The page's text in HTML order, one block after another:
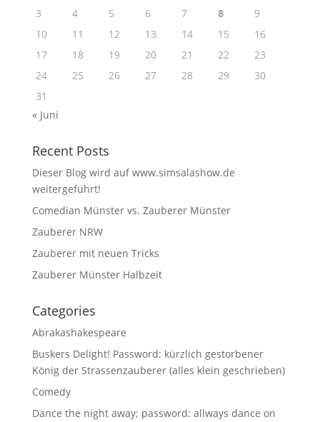
3
4 5 6 7 8
9
10
11 12 13 14 15
16
17
18 19 20 21 22
23
24
25 26 27 28 29
30
31
« Juni
Recent Posts
Dieser Blog wird auf www.simsalashow.de
weitergeführt!
Comedian Münster vs. Zauberer Münster
Zauberer NRW
Zauberer mit neuen Tricks
Zauberer Münster Halbzeit
Categories
Abrakashakespeare
Buskers Delight! Password: kürzlich gestorbener
König der Strassenzauberer (alles klein geschrieben)
Comedy
Dance the night away; password: allways dance on